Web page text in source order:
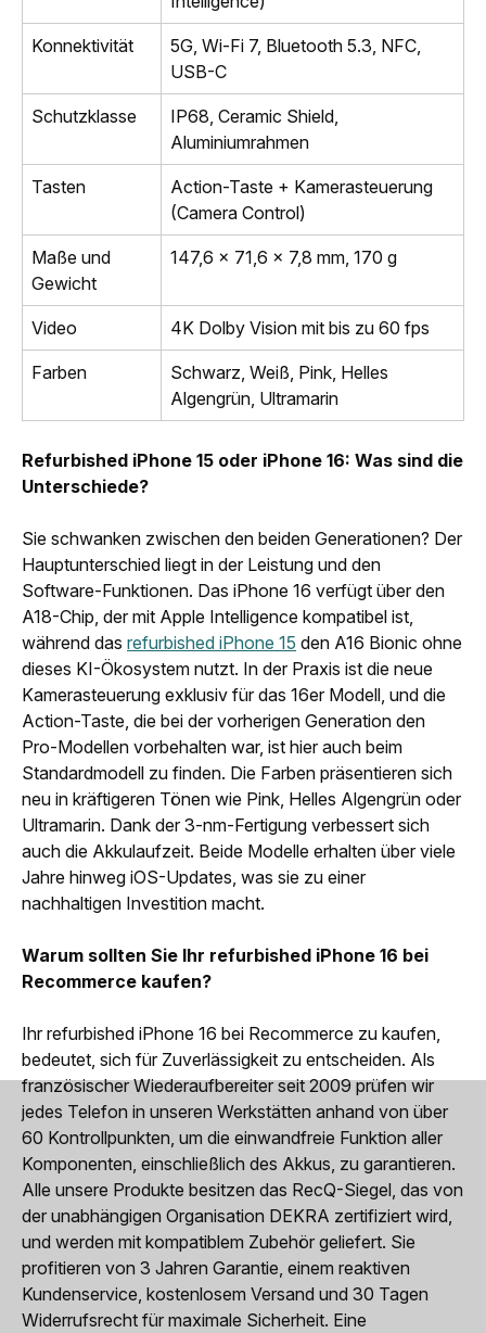
Konnektivität
5G, Wi-Fi 7, Bluetooth 5.3, NFC,
USB-C
Schutzklasse
IP68, Ceramic Shield,
Aluminiumrahmen
Tasten
Action-Taste + Kamerasteuerung
(Camera Control)
Maße und
Gewicht
147,6 x 71,6 x 7,8 mm, 170 g
Video 4K Dolby Vision mit bis zu 60 fps
Farben
Schwarz, Weiß, Pink, Helles
Algengrün, Ultramarin
Refurbished iPhone 15 oder iPhone 16: Was sind die
Unterschiede?
Sie schwanken zwischen den beiden Generationen? Der
Hauptunterschied liegt in der Leistung und den
Software-Funktionen. Das iPhone 16 verfügt über den
A18-Chip, der mit Apple Intelligence kompatibel ist,
während das refurbished iPhone 15 den A16 Bionic ohne
dieses KI-Ökosystem nutzt. In der Praxis ist die neue
Kamerasteuerung exklusiv für das 16er Modell, und die
Action-Taste, die bei der vorherigen Generation den
Pro-Modellen vorbehalten war, ist hier auch beim
Standardmodell zu finden. Die Farben präsentieren sich
neu in kräftigeren Tönen wie Pink, Helles Algengrün oder
Ultramarin. Dank der 3-nm-Fertigung verbessert sich
auch die Akkulaufzeit. Beide Modelle erhalten über viele
Jahre hinweg iOS-Updates, was sie zu einer
nachhaltigen Investition macht.
Warum sollten Sie Ihr refurbished iPhone 16 bei
Recommerce kaufen?
Ihr refurbished iPhone 16 bei Recommerce zu kaufen,
bedeutet, sich für Zuverlässigkeit zu entscheiden. Als
französischer Wiederaufbereiter seit 2009 prüfen wir
jedes Telefon in unseren Werkstätten anhand von über
60 Kontrollpunkten, um die einwandfreie Funktion aller
Komponenten, einschließlich des Akkus, zu garantieren.
Alle unsere Produkte besitzen das RecQ-Siegel, das von
der unabhängigen Organisation DEKRA zertifiziert wird,
und werden mit kompatiblem Zubehör geliefert. Sie
profitieren von 3 Jahren Garantie, einem reaktiven
Kundenservice, kostenlosem Versand und 30 Tagen
Widerrufsrecht für maximale Sicherheit. Eine